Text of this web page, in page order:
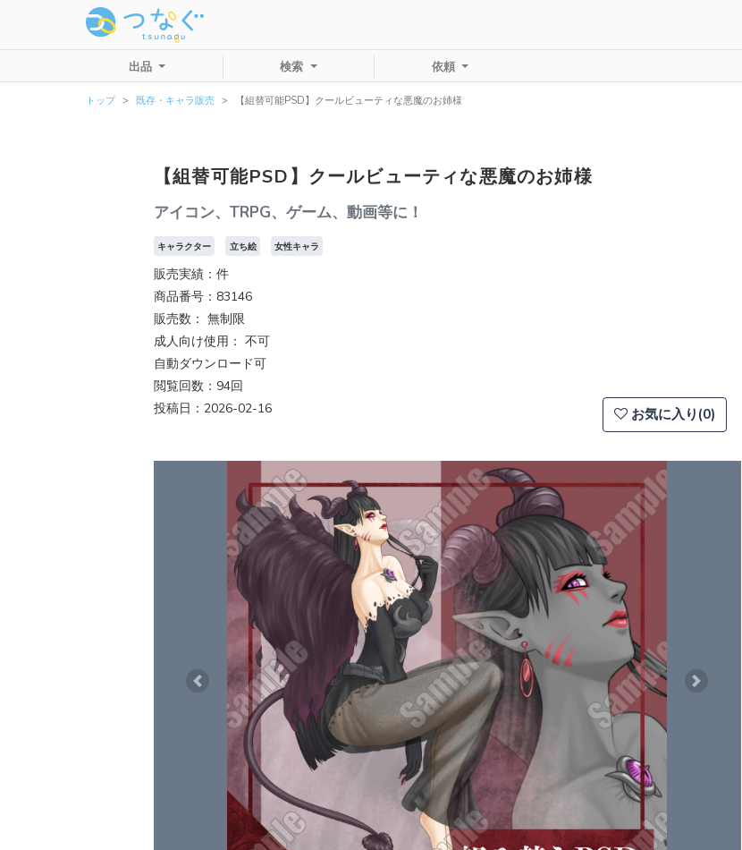
出品 検索 依頼
トップ 既存・キャラ販売 【組替可能PSD】クールビューティな悪魔のお姉様
【組替可能PSD】クールビューティな悪魔のお姉様
アイコン、TRPG、ゲーム、動画等に！
キャラクター 立ち絵 女性キャラ
販売実績：件
商品番号：83146
販売数： 無制限
成人向け使用： 不可
自動ダウンロード可
閲覧回数：94回
投稿日：2026-02-16
お気に入り(0)
Previous Next